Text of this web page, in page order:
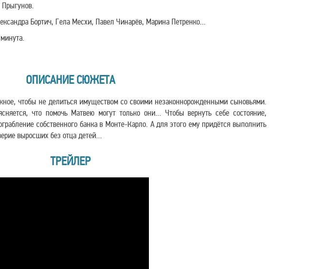
Бортич, Гела Месхи, Павел Чинарёв, Марина Петренко...
ОПИСАНИЕ СЮЖЕТА
чтобы не делиться имуществом со своими незаконнорожденными сыновьями.
что помочь Матвею могут только они… Чтобы вернуть себе состояние,
собственного банка в Монте-Карло. А для этого ему придётся выполнить
выросших без отца детей…
ТРЕЙЛЕР